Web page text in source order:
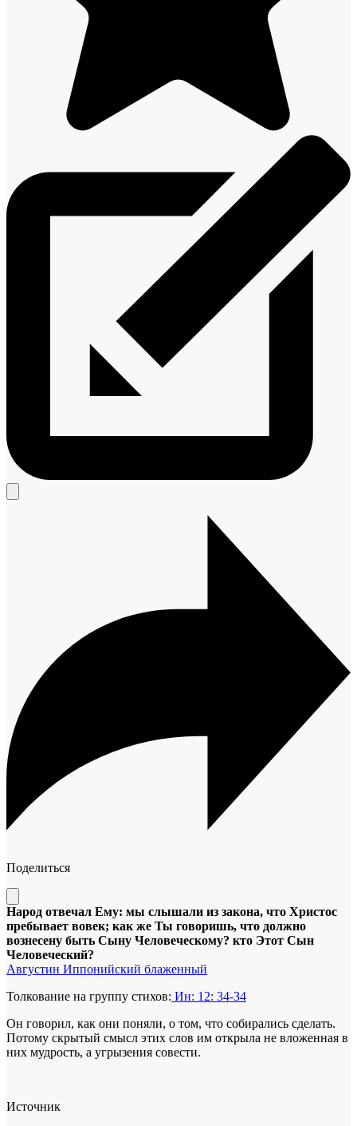
Поделиться
Народ отвечал Ему: мы слышали из закона, что Христос
пребывает вовек; как же Ты говоришь, что должно
вознесену быть Сыну Человеческому? кто Этот Сын
Человеческий?
Августин Иппонийский блаженный
Толкование на группу стихов: Ин: 12: 34-34
Он говорил, как они поняли, о том, что собирались сделать.
Потому скрытый смысл этих слов им открыла не вложенная в
них мудрость, а угрызения совести.
Источник